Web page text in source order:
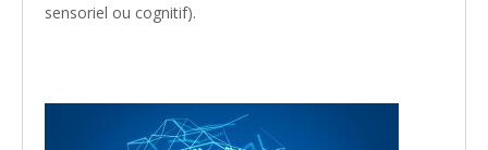
sensoriel ou cognitif).